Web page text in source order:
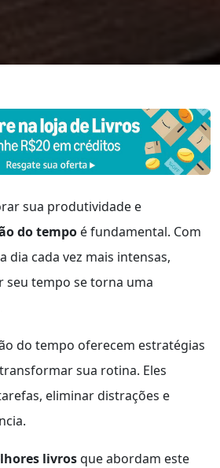
sua produtividade e
do tempo é fundamental. Com
dia cada vez mais intensas,
seu tempo se torna uma
do tempo oferecem estratégias
sua rotina. Eles
eliminar distrações e
livrosque abordam este